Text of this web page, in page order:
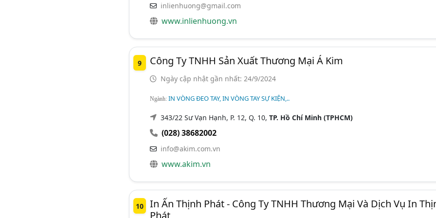
inlienhuong@gmail.com
www.inlienhuong.vn
9 Công Ty TNHH Sản Xuất Thương Mại Á Kim
Ngày cập nhật gần nhất: 24/9/2024
Ngành: IN VÒNG ĐEO TAY, IN VÒNG TAY SỰ KIỆN,..
343/22 Sư Vạn Hạnh, P. 12, Q. 10, TP. Hồ Chí Minh (TPHCM)
(028) 38682002
info@akim.com.vn
www.akim.vn
10
In Ấn Thịnh Phát - Công Ty TNHH Thương Mại Và Dịch Vụ In
Phát